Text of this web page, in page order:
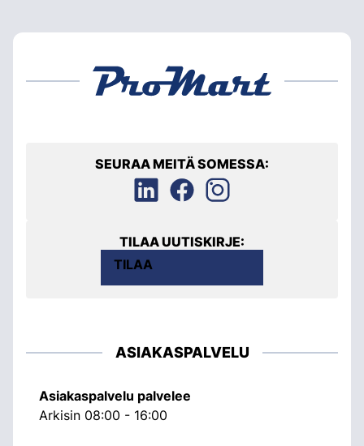
SEURAA MEITÄ SOMESSA:
TILAA UUTISKIRJE:
TILAA
ASIAKASPALVELU
Asiakaspalvelu palvelee
Arkisin 08:00 - 16:00